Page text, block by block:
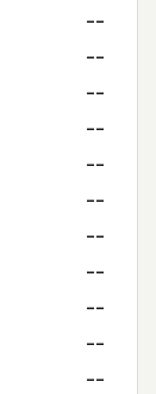
--
--
--
--
--
--
--
--
--
--
--